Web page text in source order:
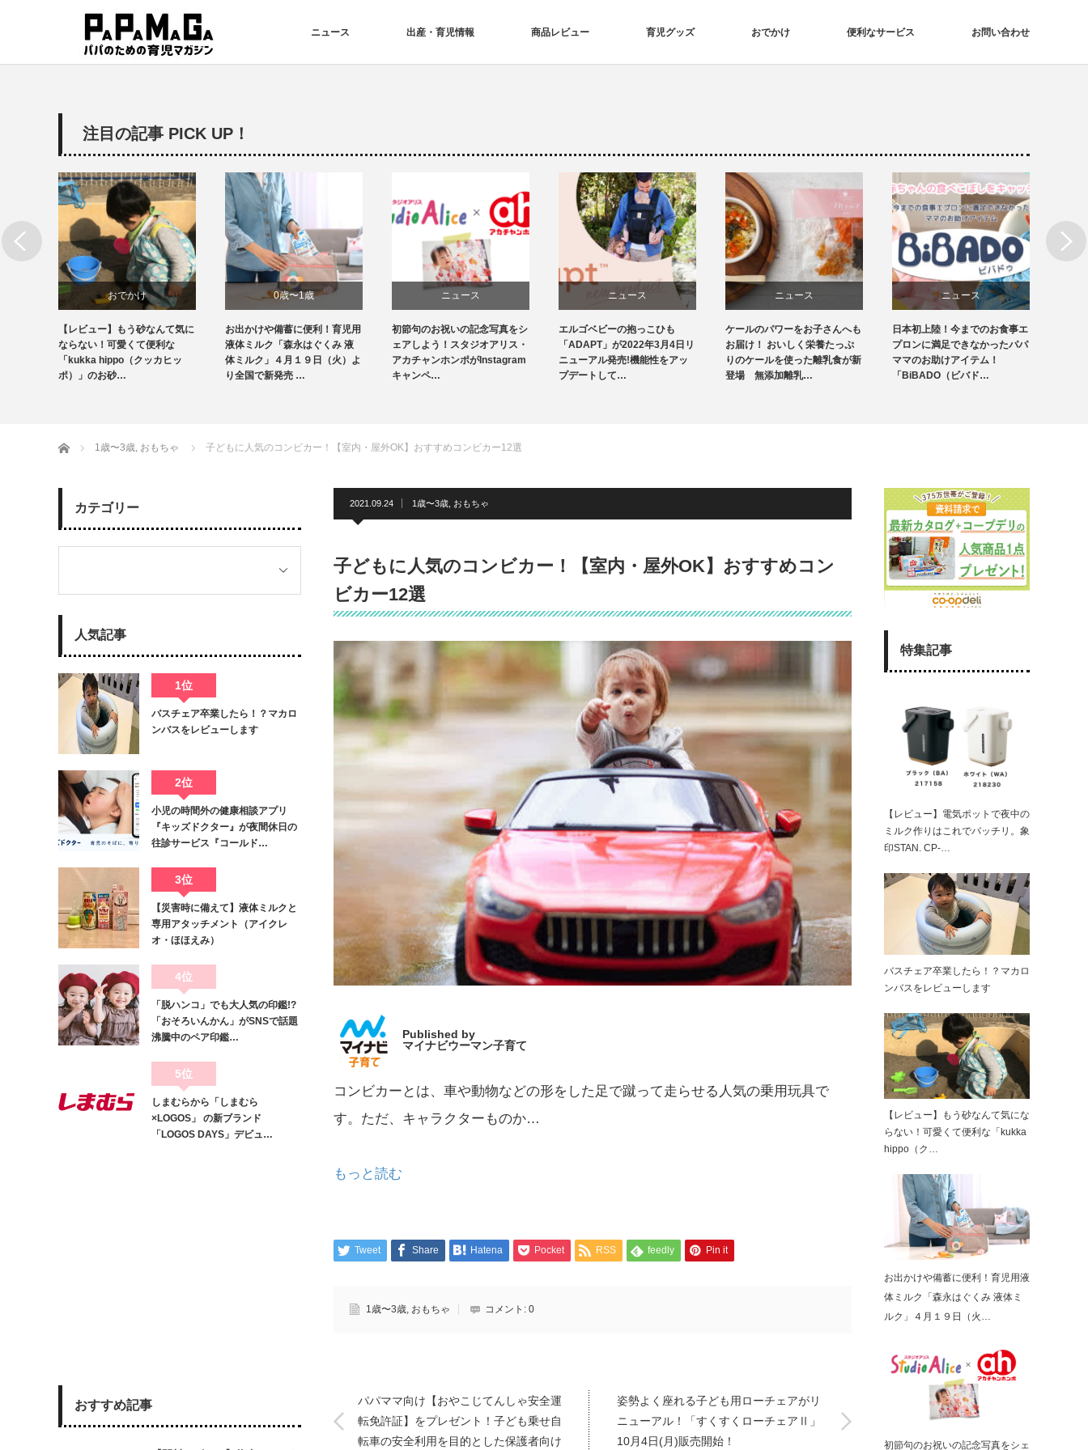
ニュース 出産・育児情報 商品レビュー 育児グッズ おでかけ 便利なサービス お問い合わせ
注目の記事 PICK UP！
0歳〜1歳
ニュース
出産・育児情報
お出かけや備蓄に便利！育児用
液体ミルク「森永はぐくみ 液
体ミルク」４月１９日（火）よ
り全国で新発売 …
ニュース
初節句のお祝いの記念写真をシ
ェアしよう！スタジオアリス・
アカチャンホンポがInstagram
キャンペ…
ニュース
育児グッズ
エルゴベビーの抱っこひも
「ADAPT」が2022年3月4日リ
ニューアル発売!機能性をアッ
プデートして…
ニュース
授乳・食事
未分類
ケールのパワーをお子さんへも
お届け！ おいしく栄養たっぷ
りのケールを使った離乳食が新
登場 無添加離乳…
ニュース
授乳・食事
日本初上陸！今までのお食事エ
プロンに満足できなかったパパ
ママのお助けアイテム！
「BiBADO（ビバド…
ニュース
便利なサービス
スタジオアリスの「子どものお
出かけと服装に関する調査」
Next
ホーム 1歳〜3歳, おもちゃ 子どもに人気のコンビカー！【室内・屋外OK】おすすめコンビカー12選
2021.09.24 1歳〜3歳 おもちゃ
子どもに人気のコンビカー！【室内・屋外OK】おすすめコン
ビカー12選
Published by
マイナビウーマン子育て
コンビカーとは、車や動物などの形をした足で蹴って走らせる人気の乗用玩具で
す。ただ、キャラクターものか…
もっと読む
Tweet Share Hatena Pocket RSS feedly Pin it
1歳〜3歳, おもちゃ コメント: 0
パパママ向け【おやこじてんしゃ安全運
転免許証】をプレゼント！子ども乗せ自
転車の安全利用を目的とした保護者向け
姿勢よく座れる子ども用ローチェアがリ
ニューアル！「すくすくローチェアⅡ」
10月4日(月)販売開始！
カテゴリー
人気記事
1位
バスチェア卒業したら！？マカロ
ンバスをレビューします
2位
小児の時間外の健康相談アプリ
『キッズドクター』が夜間休日の
往診サービス『コールド…
3位
【災害時に備えて】液体ミルクと
専用アタッチメント（アイクレ
オ・ほほえみ）
4位
「脱ハンコ」でも大人気の印鑑!?
「おそろいんかん」がSNSで話題
沸騰中のペア印鑑…
5位
しまむらから「しまむら
×LOGOS」 の新ブランド
「LOGOS DAYS」デビュ…
おすすめ記事
特集記事
【レビュー】電気ポットで夜中の
ミルク作りはこれでバッチリ。象
印STAN. CP-…
バスチェア卒業したら！？マカロ
ンバスをレビューします
【レビュー】もう砂なんて気にな
らない！可愛くて便利な「kukka
hippo（ク…
お出かけや備蓄に便利！育児用液
体ミルク「森永はぐくみ 液体ミ
ルク」４月１９日（火…
初節句のお祝いの記念写真をシェ